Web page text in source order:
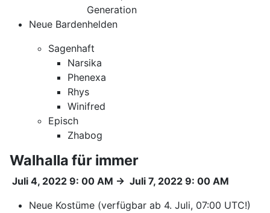
Generation
Neue Bardenhelden
Sagenhaft
Narsika
Phenexa
Rhys
Winifred
Episch
Zhabog
Walhalla für immer
Juli 4, 2022 9: 00 AM → Juli 7, 2022 9: 00 AM
Neue Kostüme (verfügbar ab 4. Juli, 07:00 UTC!)